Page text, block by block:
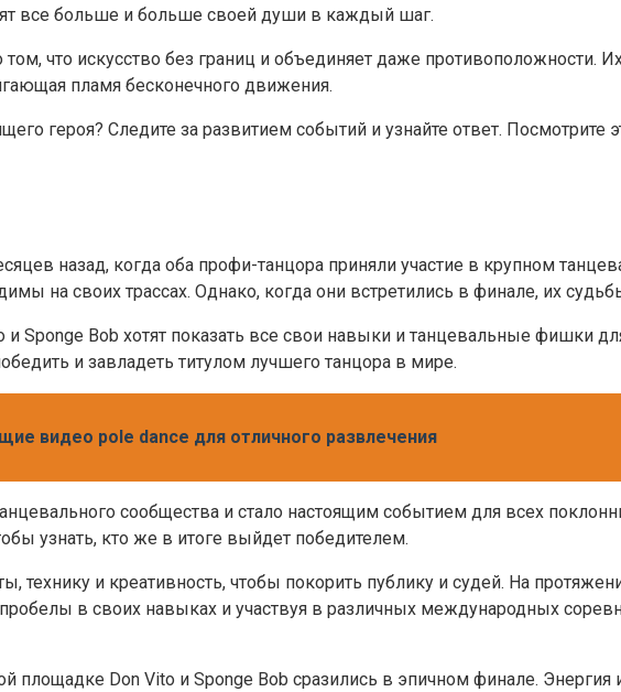
все больше и больше своей души в каждый шаг.
что искусство без границ и объединяет даже противоположности.
пламя бесконечного движения.
героя? Следите за развитием событий и узнайте ответ. Посмотрите
назад, когда оба профи-танцора приняли участие в крупном
на своих трассах. Однако, когда они встретились в финале, их
и Sponge Bob хотят показать все свои навыки и танцевальные фишки
и завладеть титулом лучшего танцора в мире.
видео pole dance для отличного развлечения
сообщества и стало настоящим событием для всех
узнать, кто же в итоге выйдет победителем.
технику и креативность, чтобы покорить публику и судей. На
в своих навыках и участвуя в различных международных
площадке Don Vito и Sponge Bob сразились в эпичном финале.